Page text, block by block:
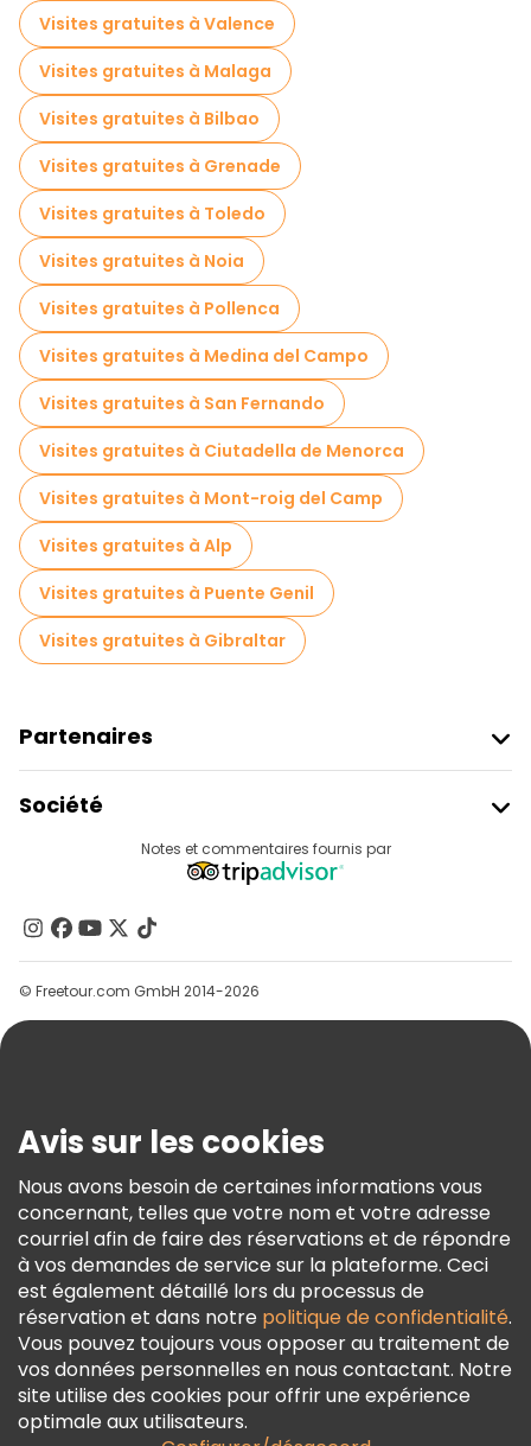
Visites gratuites à proximité Iglesia San Pedro
Visites gratuites à Valence
Visites gratuites à Malaga
Visites gratuites à Bilbao
Visites gratuites à Grenade
Visites gratuites à Toledo
Visites gratuites à Noia
Visites gratuites à Pollenca
Visites gratuites à Medina del Campo
Visites gratuites à San Fernando
Visites gratuites à Ciutadella de Menorca
Visites gratuites à Mont-roig del Camp
Visites gratuites à Alp
Visites gratuites à Puente Genil
Visites gratuites à Gibraltar
Partenaires
Connexion Du Fournisseur
Programme D’affiliation
Société
Contactez-Nous
Groupes
Aide
Conditions Générales Et Mentions Légales
Politique En Matière De Cookies
Freetour Prix
Programme De Fidélité
Notes et commentaires fournis par
© Freetour.com GmbH 2014-2026
Avis sur les cookies
Nous avons besoin de certaines informations vous
concernant, telles que votre nom et votre adresse
courriel afin de faire des réservations et de répondre
à vos demandes de service sur la plateforme. Ceci
est également détaillé lors du processus de
réservation et dans notre politique de confidentialité.
Vous pouvez toujours vous opposer au traitement de
vos données personnelles en nous contactant. Notre
site utilise des cookies pour offrir une expérience
optimale aux utilisateurs.